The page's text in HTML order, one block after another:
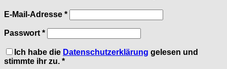
E-Mail-Adresse *Erforderlich
Passwort *Erforderlich
Ich habe die Datenschutzerklärung gelesen und
stimmte ihr zu. *